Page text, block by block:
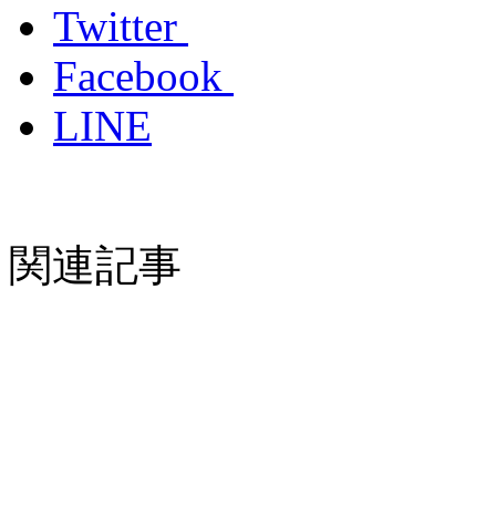
Twitter
Facebook
LINE
関連記事